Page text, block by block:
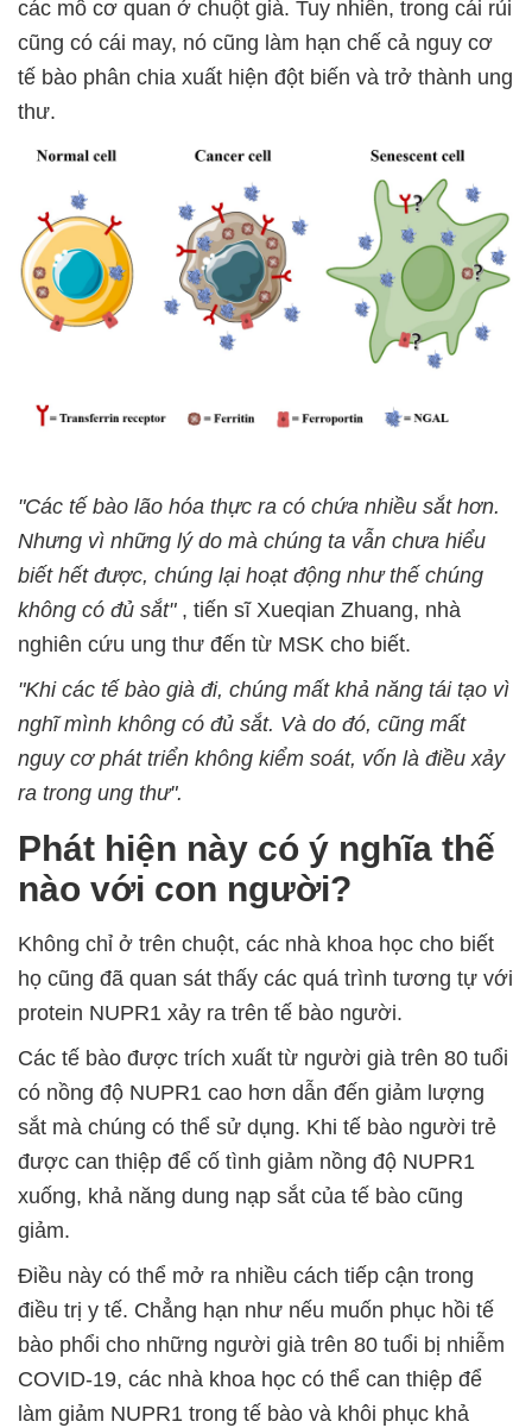
các mô cơ quan ở chuột già. Tuy nhiên, trong cái rủi
cũng có cái may, nó cũng làm hạn chế cả nguy cơ
tế bào phân chia xuất hiện đột biến và trở thành ung
thư.
"Các tế bào lão hóa thực ra có chứa nhiều sắt hơn.
Nhưng vì những lý do mà chúng ta vẫn chưa hiểu
biết hết được, chúng lại hoạt động như thế chúng
không có đủ sắt" , tiến sĩ Xueqian Zhuang, nhà
nghiên cứu ung thư đến từ MSK cho biết.
"Khi các tế bào già đi, chúng mất khả năng tái tạo vì
nghĩ mình không có đủ sắt. Và do đó, cũng mất
nguy cơ phát triển không kiểm soát, vốn là điều xảy
ra trong ung thư".
Phát hiện này có ý nghĩa thế
nào với con người?
Không chỉ ở trên chuột, các nhà khoa học cho biết
họ cũng đã quan sát thấy các quá trình tương tự với
protein NUPR1 xảy ra trên tế bào người.
Các tế bào được trích xuất từ người già trên 80 tuổi
có nồng độ NUPR1 cao hơn dẫn đến giảm lượng
sắt mà chúng có thể sử dụng. Khi tế bào người trẻ
được can thiệp để cố tình giảm nồng độ NUPR1
xuống, khả năng dung nạp sắt của tế bào cũng
giảm.
Điều này có thể mở ra nhiều cách tiếp cận trong
điều trị y tế. Chẳng hạn như nếu muốn phục hồi tế
bào phổi cho những người già trên 80 tuổi bị nhiễm
COVID-19, các nhà khoa học có thể can thiệp để
làm giảm NUPR1 trong tế bào và khôi phục khả